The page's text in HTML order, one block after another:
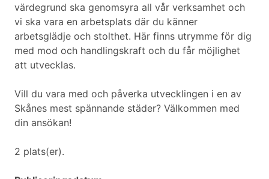
värdegrund ska genomsyra all vår verksamhet och
vi ska vara en arbetsplats där du känner
arbetsglädje och stolthet. Här finns utrymme för dig
med mod och handlingskraft och du får möjlighet
att utvecklas.
Vill du vara med och påverka utvecklingen i en av
Skånes mest spännande städer? Välkommen med
din ansökan!
2 plats(er).